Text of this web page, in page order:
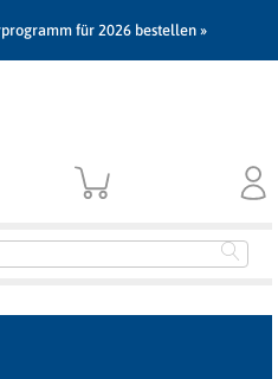
für 2026 bestellen »